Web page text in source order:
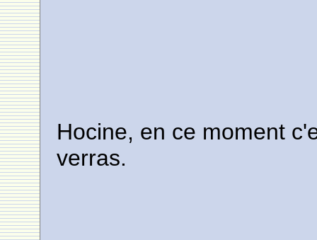
Hocine, en ce moment
verras.